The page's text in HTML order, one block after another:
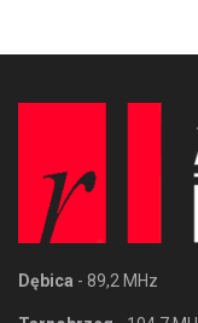
Dębica - 89,2 MHz